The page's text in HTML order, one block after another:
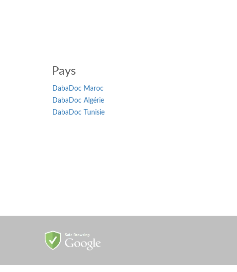
Pays
DabaDoc Maroc
DabaDoc Algérie
DabaDoc Tunisie